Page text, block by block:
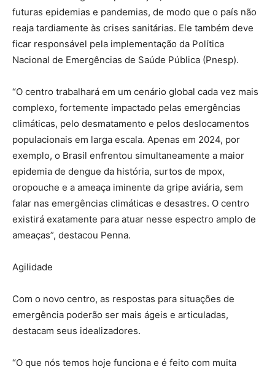
futuras epidemias e pandemias, de modo que o país não
reaja tardiamente às crises sanitárias. Ele também deve
ficar responsável pela implementação da Política
Nacional de Emergências de Saúde Pública (Pnesp).
“O centro trabalhará em um cenário global cada vez mais
complexo, fortemente impactado pelas emergências
climáticas, pelo desmatamento e pelos deslocamentos
populacionais em larga escala. Apenas em 2024, por
exemplo, o Brasil enfrentou simultaneamente a maior
epidemia de dengue da história, surtos de mpox,
oropouche e a ameaça iminente da gripe aviária, sem
falar nas emergências climáticas e desastres. O centro
existirá exatamente para atuar nesse espectro amplo de
ameaças”, destacou Penna.
Agilidade
Com o novo centro, as respostas para situações de
emergência poderão ser mais ágeis e articuladas,
destacam seus idealizadores.
“O que nós temos hoje funciona e é feito com muita